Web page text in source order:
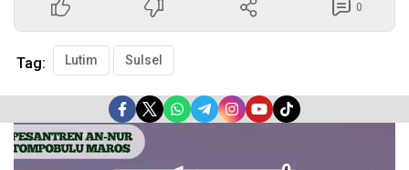
0
Tag: Lutim Sulsel
Pemutar
Video